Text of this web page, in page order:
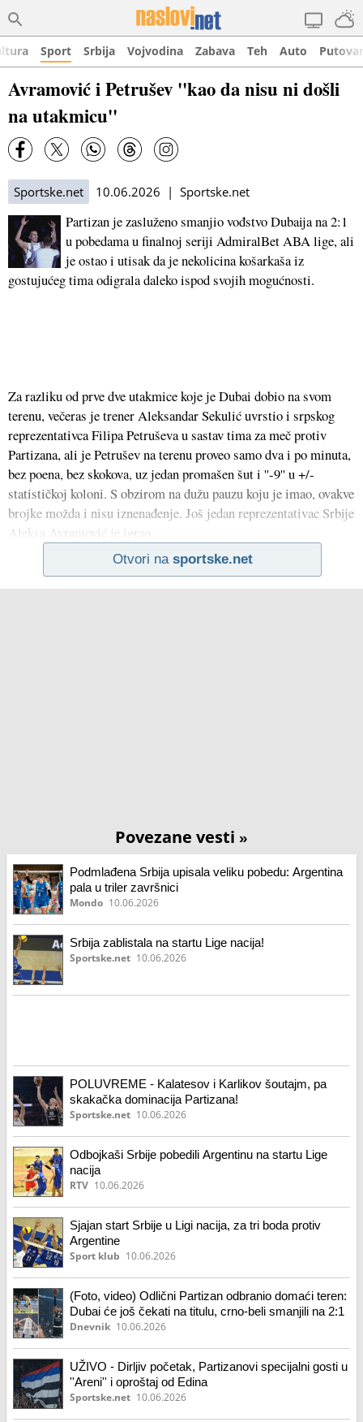
Sport Srbija Vojvodina Zabava Teh Auto
Avramović i Petrušev ''kao da nisu ni došli
na utakmicu''
Sportske.net 10.06.2026 | Sportske.net
Partizan je zasluženo smanjio vođstvo Dubaija na 2:1
u pobedama u finalnoj seriji AdmiralBet ABA lige, ali
je ostao i utisak da je nekolicina košarkaša iz
gostujućeg tima odigrala daleko ispod svojih mogućnosti.
Za razliku od prve dve utakmice koje je Dubai dobio na svom
terenu, večeras je trener Aleksandar Sekulić uvrstio i srpskog
reprezentativca Filipa Petruševa u sastav tima za meč protiv
Partizana, ali je Petrušev na terenu proveo samo dva i po minuta,
bez poena, bez skokova, uz jedan promašen šut i ''-9'' u +/-
statističkoj koloni. S obzirom na dužu pauzu koju je imao, ovakve
brojke možda i nisu iznenađenje. Još jedan reprezentativac Srbije
Aleksa Avramović je igrao
Otvori na sportske.net
Povezane vesti »
Podmlađena Srbija upisala veliku pobedu: Argentina
pala u triler završnici
Mondo 10.06.2026
Srbija zablistala na startu Lige nacija!
Sportske.net 10.06.2026
POLUVREME - Kalatesov i Karlikov šoutajm, pa
skakačka dominacija Partizana!
Sportske.net 10.06.2026
Odbojkaši Srbije pobedili Argentinu na startu Lige
nacija
RTV 10.06.2026
Sjajan start Srbije u Ligi nacija, za tri boda protiv
Argentine
Sport klub 10.06.2026
(Foto, video) Odlični Partizan odbranio domaći teren:
Dubai će još čekati na titulu, crno-beli smanjili na 2:1
Dnevnik 10.06.2026
UŽIVO - Dirljiv početak, Partizanovi specijalni gosti u
''Areni'' i oproštaj od Edina
Sportske.net 10.06.2026